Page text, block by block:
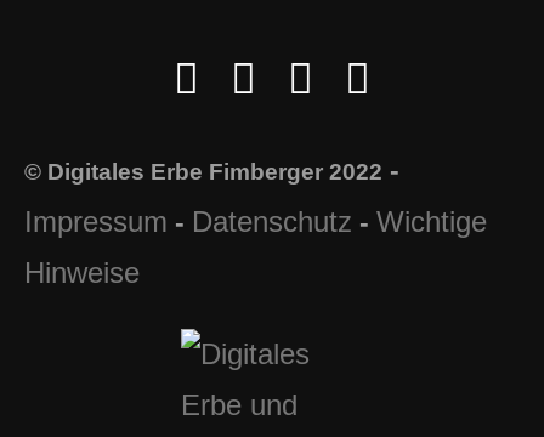
© Digitales Erbe Fimberger 2022 -
Impressum - Datenschutz - Wichtige
Hinweise